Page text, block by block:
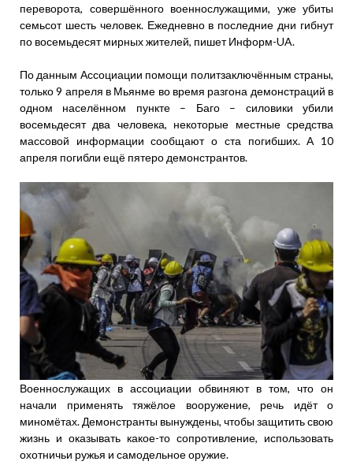
переворота, совершённого военнослужащими, уже убиты
семьсот шесть человек. Ежедневно в последние дни гибнут
по восемьдесят мирных жителей, пишет Информ-UA.
По данным Ассоциации помощи политзаключённым страны,
только 9 апреля в Мьянме во время разгона демонстраций в
одном населённом пункте – Баго – силовики убили
восемьдесят два человека, некоторые местные средства
массовой информации сообщают о ста погибших. А 10
апреля погибли ещё пятеро демонстрантов.
Военнослужащих в ассоциации обвиняют в том, что он
начали применять тяжёлое вооружение, речь идёт о
миномётах. Демонстранты вынуждены, чтобы защитить свою
жизнь и оказывать какое-то сопротивление, использовать
охотничьи ружья и самодельное оружие.